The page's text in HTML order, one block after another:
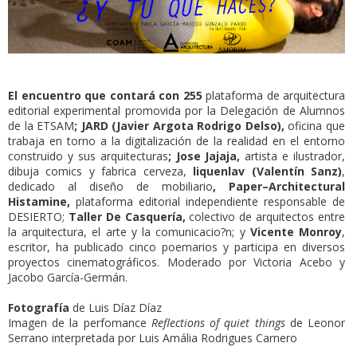
El encuentro que contará con 255 plataforma de arquitectura
editorial experimental promovida por la Delegación de Alumnos
de la ETSAM; JARD (Javier Argota Rodrigo Delso),oficina que
trabaja en torno a la digitalización de la realidad en el entorno
construido y sus arquitecturas; Jose Jajaja,artista e ilustrador,
dibuja comics y fabrica cerveza, liquenlav (Valentín Sanz),
dedicado al diseño de mobiliario, Paper–Architectural
Histamine, plataforma editorial independiente responsable de
DESIERTO; Taller De Casquería,colectivo de arquitectos entre
la arquitectura, el arte y la comunicacio?n; yVicente Monroy,
escritor, ha publicado cinco poemarios y participa en diversos
proyectos cinematográficos. Moderado por Victoria Acebo y
Jacobo García-Germán.
Fotografía de Luis Díaz Díaz
Imagen de la perfomance Reflections of quiet thingsde Leonor
Serrano interpretada por Luis Amália Rodrigues Carnero